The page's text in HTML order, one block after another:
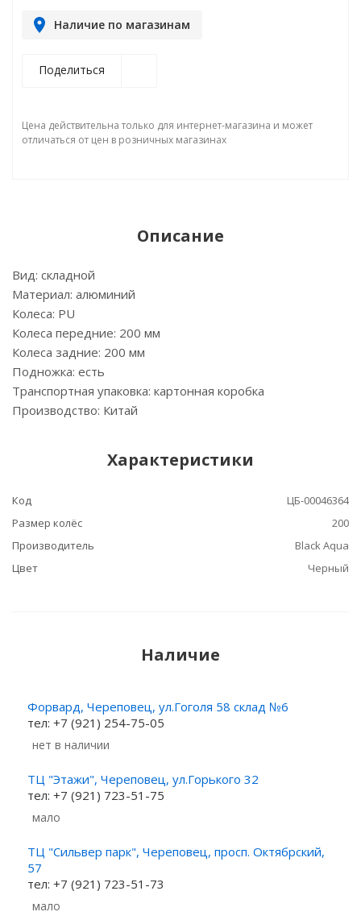
Наличие по магазинам
Поделиться
Цена действительна только для интернет-магазина и может
отличаться от цен в розничных магазинах
Описание
Вид: складной
Материал: алюминий
Колеса: PU
Колеса передние: 200 мм
Колеса задние: 200 мм
Подножка: есть
Транспортная упаковка: картонная коробка
Производство: Китай
Характеристики
Код
ЦБ-00046364
Размер колёс
200
Производитель
Black Aqua
Цвет
Черный
Наличие
Форвард, Череповец, ул.Гоголя 58 склад №6
тел: +7 (921) 254-75-05
Нет в наличии
ТЦ "Этажи", Череповец, ул.Горького 32
тел: +7 (921) 723-51-75
Мало
ТЦ "Сильвер парк", Череповец, просп. Октябрский,
57
тел: +7 (921) 723-51-73
Мало